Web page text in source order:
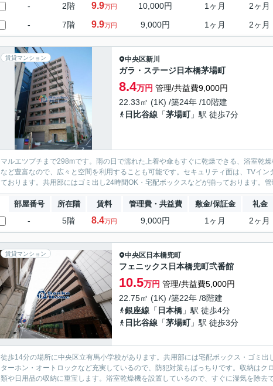
- 2階 9.9万円 10,000円 1ヶ月 2ヶ月
- 7階 9.9万円 9,000円 1ヶ月 2ヶ月
賃貸マンション 中央区新川
ガラ・ステージ日本橋茅場町
8.4万円 管理/共益費9,000円
22.33㎡ (1K) /築24年 /10階建
日比谷線 「茅場町」駅 徒歩7分
マルエツプチまで298mです。雨の日で濡れた上着や傘もすぐに乾燥できる、浴室乾
など豊富なので、広々と空間を利用することも可能です。セキュリティ面は、TVイ
ております。共用部にはゴミ出し24時間OK・宅配ボックスなどが揃っております。
部屋番号 所在階 賃料 管理費・共益費 敷金/保証金 礼金
- 5階 8.4万円 9,000円 1ヶ月 2ヶ月
賃貸マンション 中央区 日本橋兜町
フェニックス日本橋兜町弐番館
10.5万円 管理/共益費5,000円
22.75㎡ (1K) /築22年 /8階建
銀座線 「 日本橋 」駅 徒歩4分
日比谷線 「茅場町」駅 徒歩3分
徒歩14分の場所に中央区立有馬小学校があります。共用部には宅配ボックス・ゴミ
ターホン・オートロックなど充実しているので、防犯対策もばっちりです。収納は
類や日用品の収納に重宝します。浴室乾燥機を設置しているので、すぐに湿気を除去